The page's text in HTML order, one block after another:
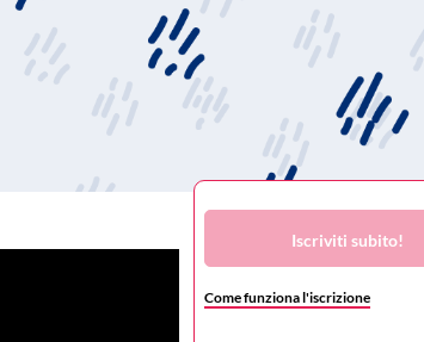
Iscriviti subito!
Come funziona l'iscrizione